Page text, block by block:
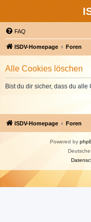
FAQ
ISDV-Homepage Foren
Alle Cookies löschen
Bist du dir sicher, dass du
ISDV-Homepage Foren
Powered by